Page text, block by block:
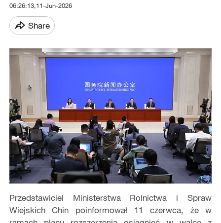
06:26:13,11-Jun-2026
Share
Przedstawiciel Ministerstwa Rolnictwa i Spraw
Wiejskich Chin poinformował 11 czerwca, że w